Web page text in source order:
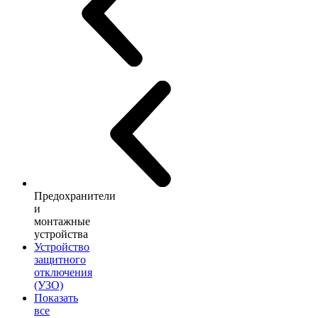
Предохранители
и
монтажные
устройства
Устройство
защитного
отключения
(УЗО)
Показать
все